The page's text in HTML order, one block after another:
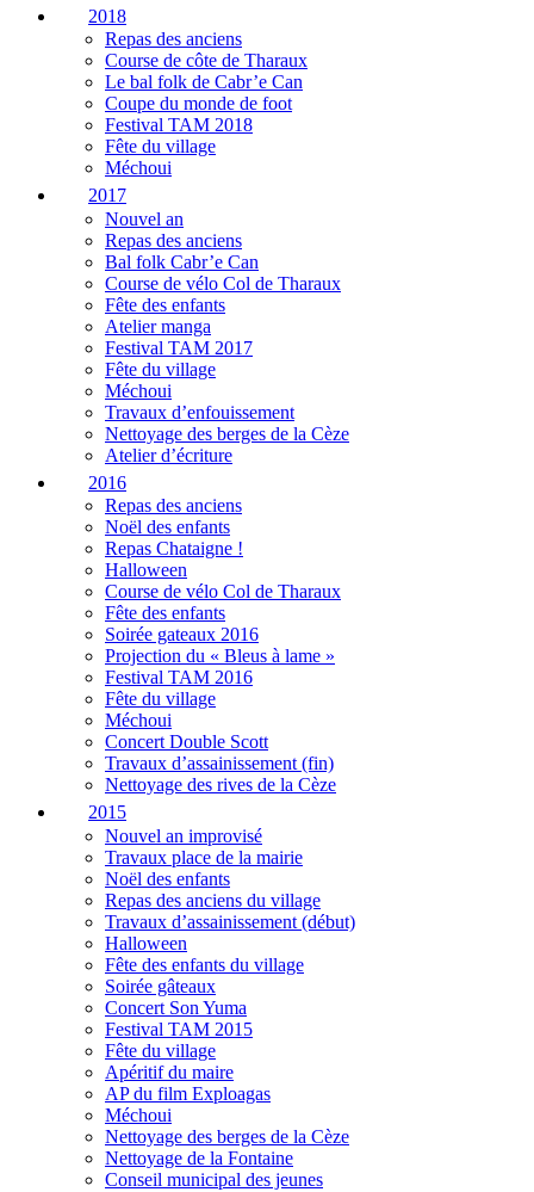
2018
Repas des anciens
Course de côte de Tharaux
Le bal folk de Cabr’e Can
Coupe du monde de foot
Festival TAM 2018
Fête du village
Méchoui
2017
Nouvel an
Repas des anciens
Bal folk Cabr’e Can
Course de vélo Col de Tharaux
Fête des enfants
Atelier manga
Festival TAM 2017
Fête du village
Méchoui
Travaux d’enfouissement
Nettoyage des berges de la Cèze
Atelier d’écriture
2016
Repas des anciens
Noël des enfants
Repas Chataigne !
Halloween
Course de vélo Col de Tharaux
Fête des enfants
Soirée gateaux 2016
Projection du « Bleus à lame »
Festival TAM 2016
Fête du village
Méchoui
Concert Double Scott
Travaux d’assainissement (fin)
Nettoyage des rives de la Cèze
2015
Nouvel an improvisé
Travaux place de la mairie
Noël des enfants
Repas des anciens du village
Travaux d’assainissement (début)
Halloween
Fête des enfants du village
Soirée gâteaux
Concert Son Yuma
Festival TAM 2015
Fête du village
Apéritif du maire
AP du film Exploagas
Méchoui
Nettoyage des berges de la Cèze
Nettoyage de la Fontaine
Conseil municipal des jeunes